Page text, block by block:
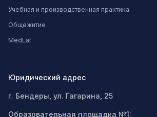
Юридический адрес
г. Бендеры, ул. Гагарина, 25
Образовательная площадка №1:
Учебная и производственная практика
Общежитие
MedLat